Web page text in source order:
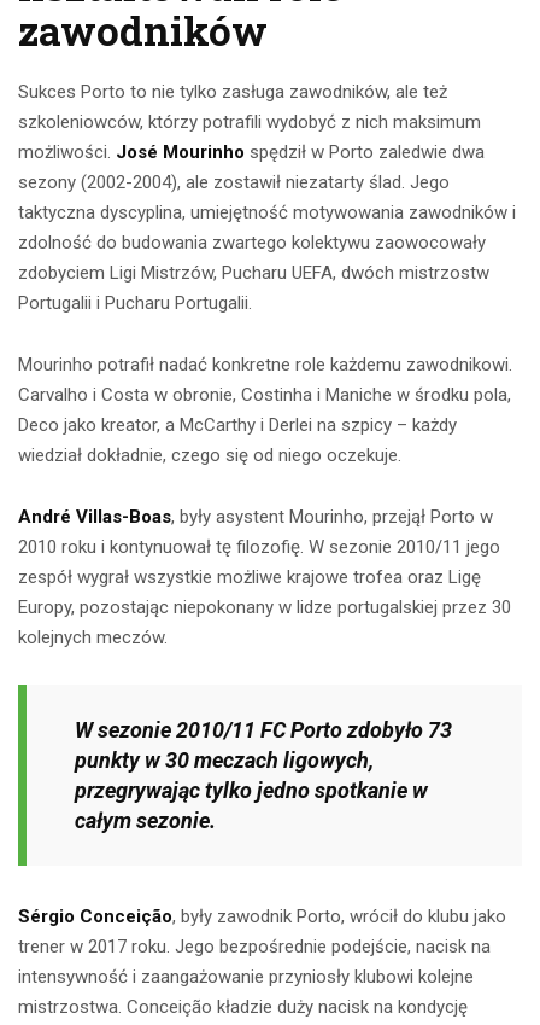
zawodników
Sukces Porto to nie tylko zasługa zawodników, ale też
szkoleniowców, którzy potrafili wydobyć z nich maksimum
możliwości. José Mourinho spędził w Porto zaledwie dwa
sezony (2002-2004), ale zostawił niezatarty ślad. Jego
taktyczna dyscyplina, umiejętność motywowania zawodników i
zdolność do budowania zwartego kolektywu zaowocowały
zdobyciem Ligi Mistrzów, Pucharu UEFA, dwóch mistrzostw
Portugalii i Pucharu Portugalii.
Mourinho potrafił nadać konkretne role każdemu zawodnikowi.
Carvalho i Costa w obronie, Costinha i Maniche w środku pola,
Deco jako kreator, a McCarthy i Derlei na szpicy – każdy
wiedział dokładnie, czego się od niego oczekuje.
André Villas-Boas, były asystent Mourinho, przejął Porto w
2010 roku i kontynuował tę filozofię. W sezonie 2010/11 jego
zespół wygrał wszystkie możliwe krajowe trofea oraz Ligę
Europy, pozostając niepokonany w lidze portugalskiej przez 30
kolejnych meczów.
W sezonie 2010/11 FC Porto zdobyło 73
punkty w 30 meczach ligowych,
przegrywając tylko jedno spotkanie w
całym sezonie.
Sérgio Conceição, były zawodnik Porto, wrócił do klubu jako
trener w 2017 roku. Jego bezpośrednie podejście, nacisk na
intensywność i zaangażowanie przyniosły klubowi kolejne
mistrzostwa. Conceição kładzie duży nacisk na kondycję